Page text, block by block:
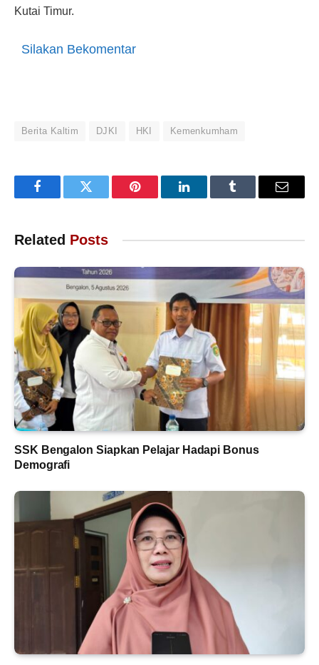
Kutai Timur.
Silakan Bekomentar
Berita Kaltim DJKI HKI Kemenkumham
FacebookTwitter Pinterest LinkedInTumblr Email
Related Posts
SSK Bengalon Siapkan Pelajar Hadapi Bonus
Demografi